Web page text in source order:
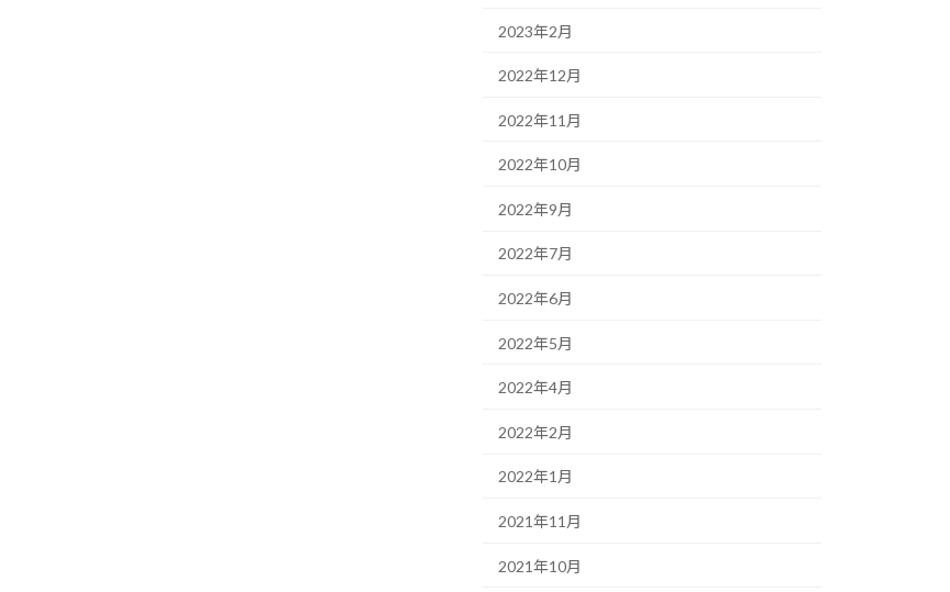
2023年2月
2022年12月
2022年11月
2022年10月
2022年9月
2022年7月
2022年6月
2022年5月
2022年4月
2022年2月
2022年1月
2021年11月
2021年10月